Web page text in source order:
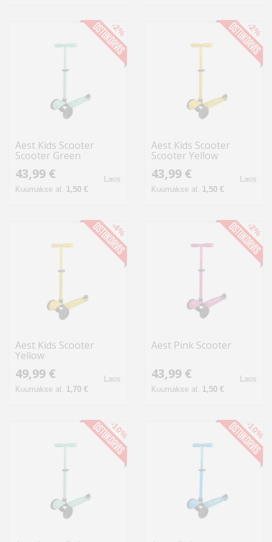
Aest Kids Scooter
Scooter Green
43,99 €
Kuumakse al. 1,50 €
Laos
-2%
Aest Kids Scooter
Scooter Yellow
43,99 €
Kuumakse al. 1,50 €
Laos
-2%
Aest Kids Scooter
Yellow
49,99 €
Kuumakse al. 1,70 €
Laos
-4%
Aest Pink Scooter
43,99 €
Kuumakse al. 1,50 €
Laos
-2%
-10% -10%